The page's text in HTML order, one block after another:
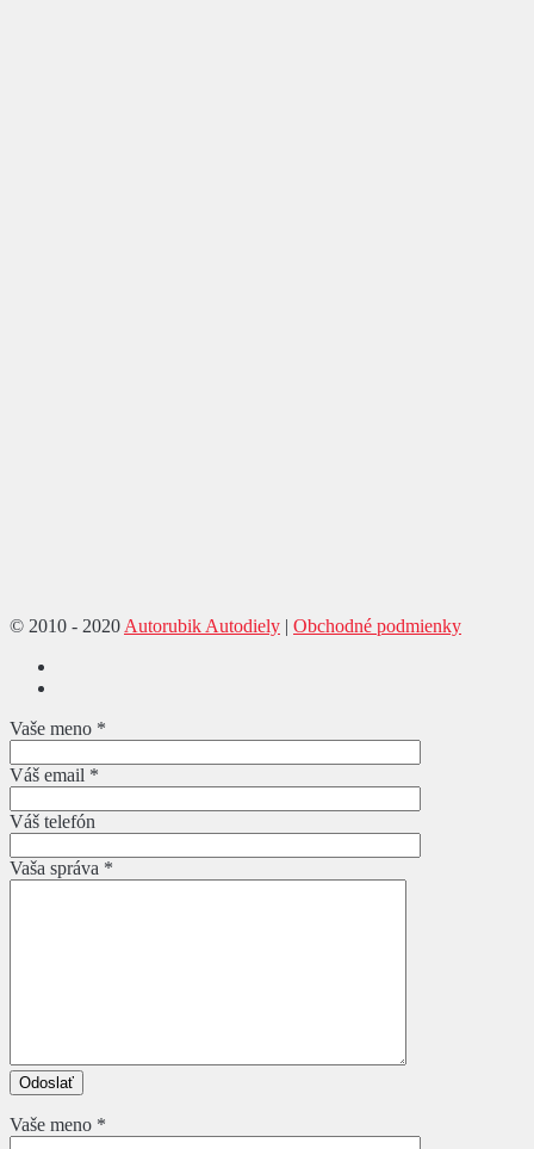
© 2010 - 2020 Autorubik Autodiely | Obchodné podmienky
Vaše meno *
Váš email *
Váš telefón
Vaša správa *
Vaše meno *